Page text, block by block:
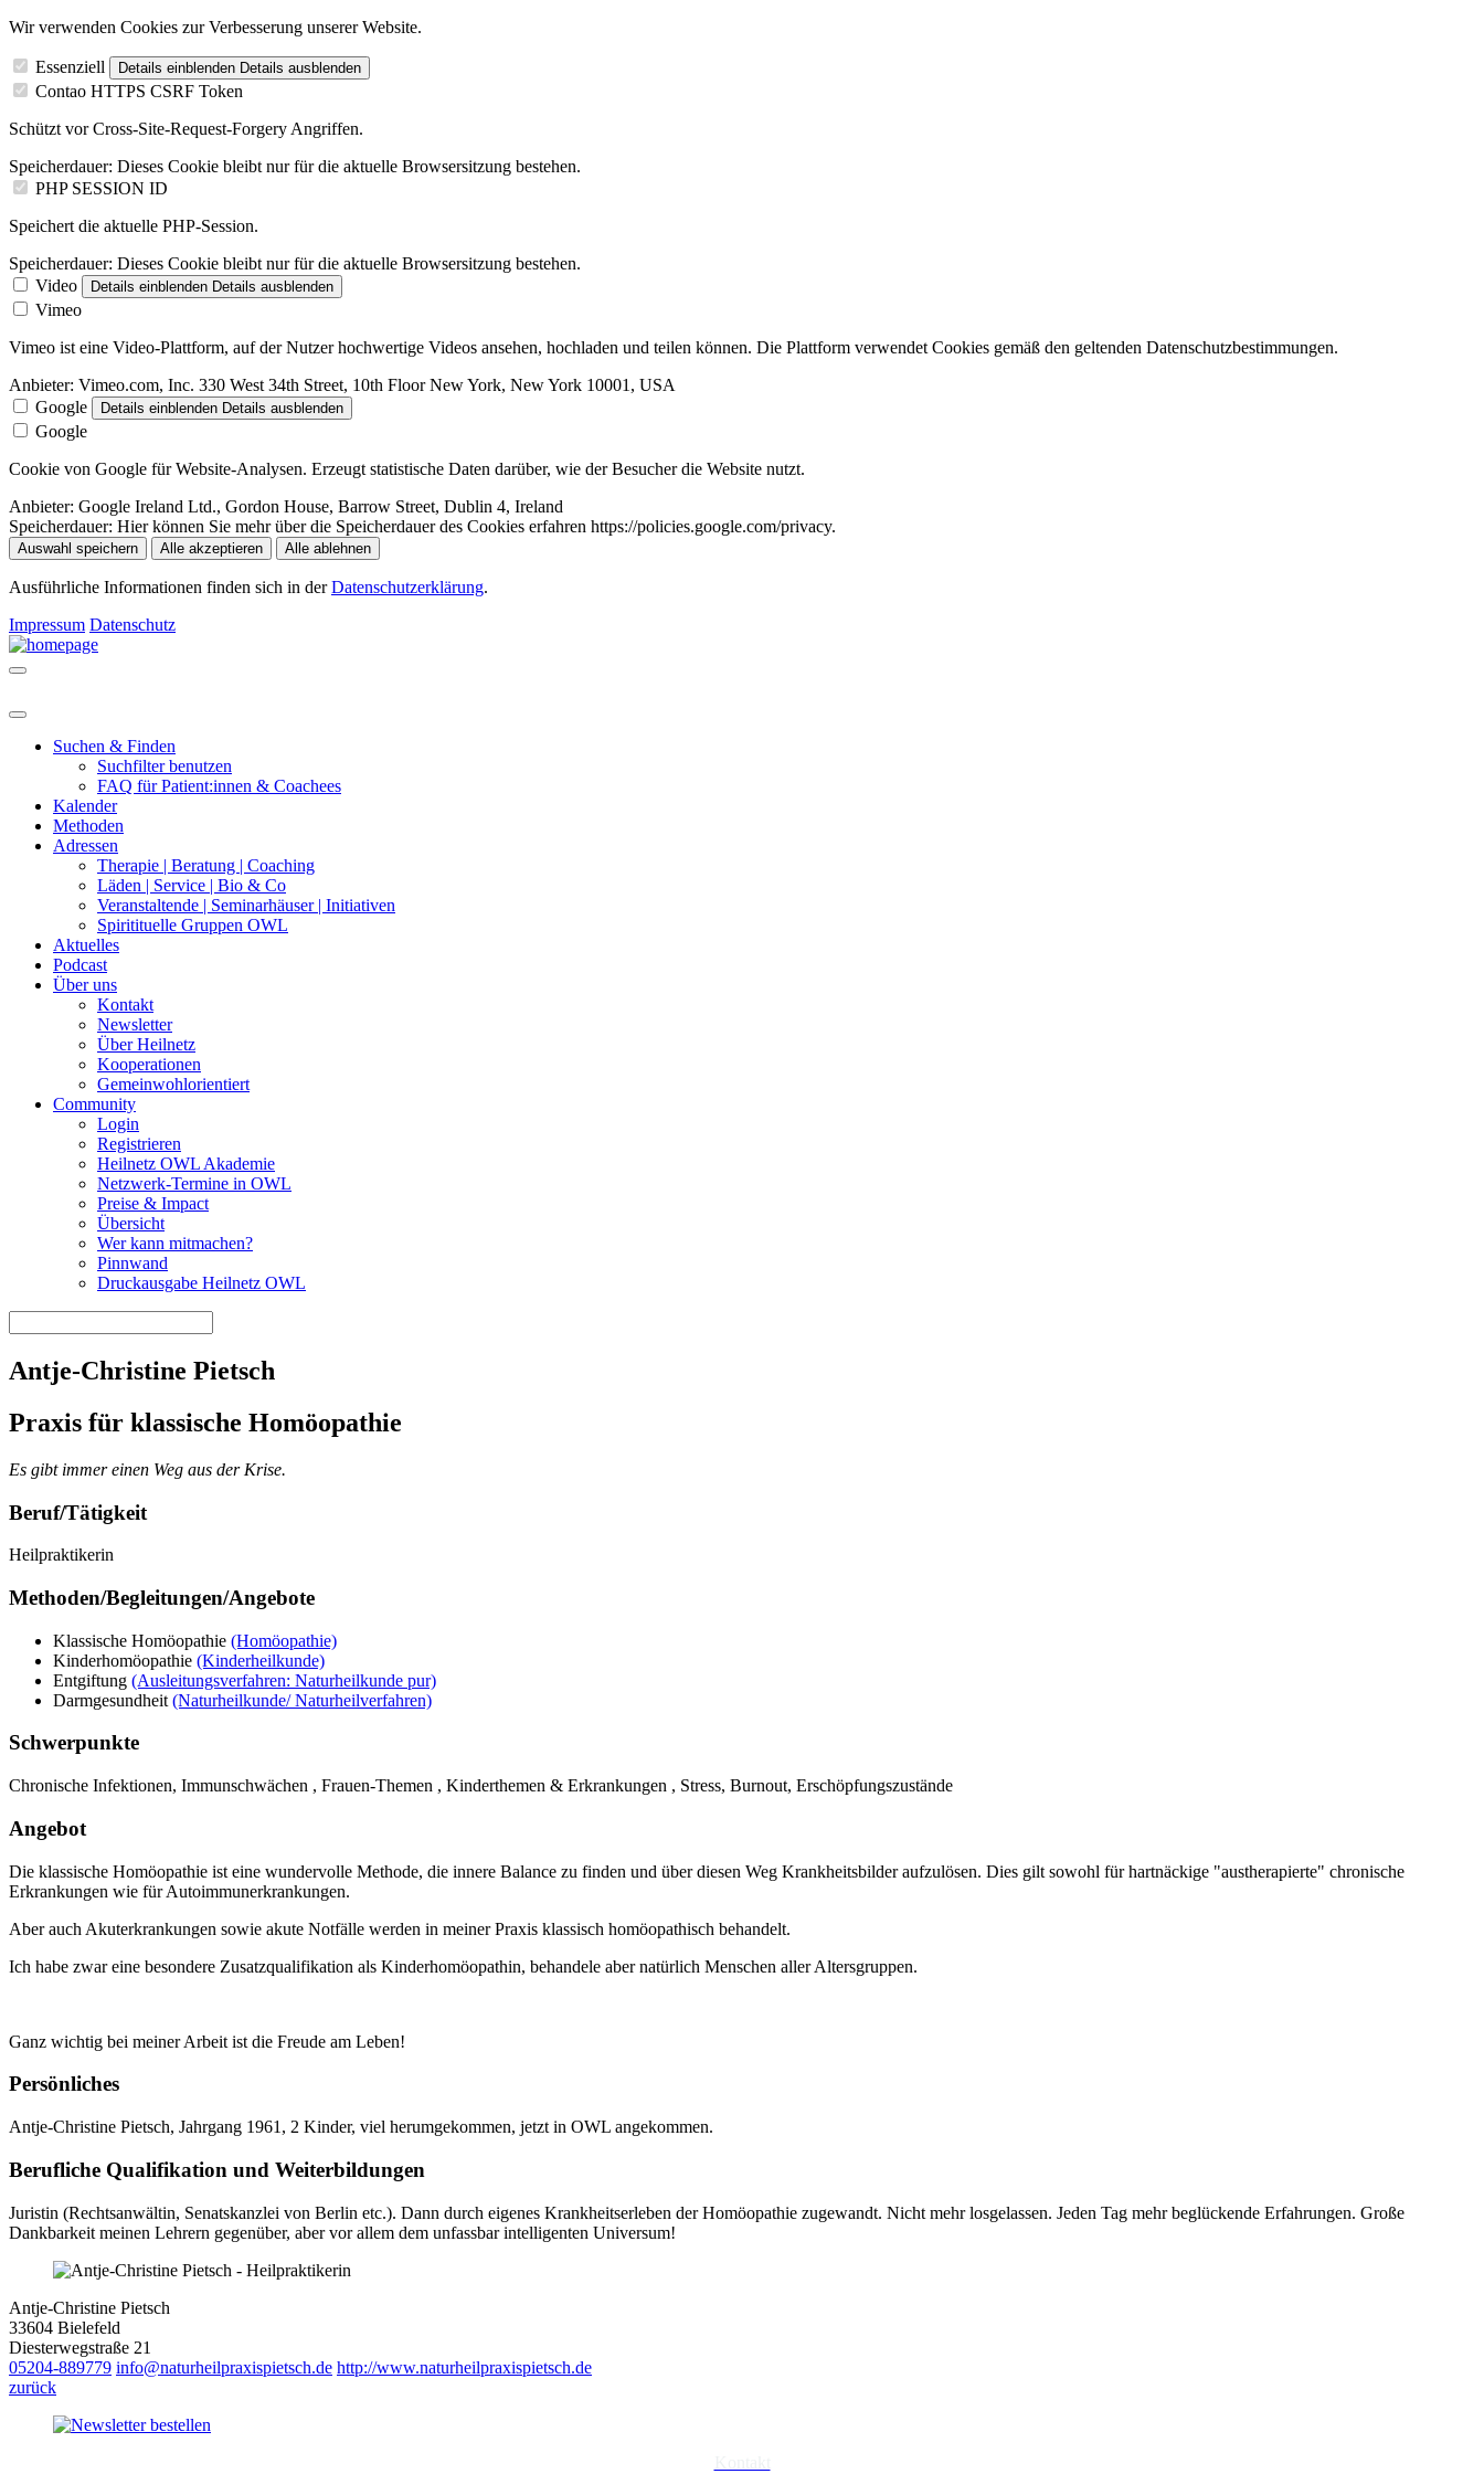
Wir verwenden Cookies zur Verbesserung unserer Website.
Essenziell Details einblenden Details ausblenden
Contao HTTPS CSRF Token
Schützt vor Cross-Site-Request-Forgery Angriffen.
Speicherdauer: Dieses Cookie bleibt nur für die aktuelle Browsersitzung bestehen.
PHP SESSION ID
Speichert die aktuelle PHP-Session.
Speicherdauer: Dieses Cookie bleibt nur für die aktuelle Browsersitzung bestehen.
Video
Details einblenden Details ausblenden
Vimeo
Vimeo ist eine Video-Plattform, auf der Nutzer hochwertige Videos ansehen, hochladen und teilen können. Die Plattform verwendet Cookies gemäß den geltenden Datenschutzbestimmungen.
Anbieter: Vimeo.com, Inc. 330 West 34th Street, 10th Floor New York, New York 10001, USA
Google
Details einblenden Details ausblenden
Google
Cookie von Google für Website-Analysen. Erzeugt statistische Daten darüber, wie der Besucher die Website nutzt.
Anbieter: Google Ireland Ltd., Gordon House, Barrow Street, Dublin 4, Ireland
Speicherdauer: Hier können Sie mehr über die Speicherdauer des Cookies erfahren https://policies.google.com/privacy.
Auswahl speichern Alle akzeptieren Alle ablehnen
Ausführliche Informationen finden sich in derDatenschutzerklärung.
Impressum Datenschutz
Suchen & Finden
Suchfilter benutzen
FAQ für Patient:innen & Coachees
Kalender
Methoden
Adressen
Therapie | Beratung | Coaching
Läden | Service | Bio & Co
Veranstaltende | Seminarhäuser | Initiativen
Spiritituelle Gruppen OWL
Aktuelles
Podcast
Über uns
Kontakt
Newsletter
Über Heilnetz
Kooperationen
Gemeinwohlorientiert
Community
Login
Registrieren
Heilnetz OWL Akademie
Netzwerk-Termine in OWL
Preise & Impact
Übersicht
Wer kann mitmachen?
Pinnwand
Druckausgabe Heilnetz OWL
Antje-Christine Pietsch
Praxis für klassische Homöopathie
Es gibt immer einen Weg aus der Krise.
Beruf/Tätigkeit
Heilpraktikerin
Methoden/Begleitungen/Angebote
Klassische Homöopathie (Homöopathie)
Kinderhomöopathie (Kinderheilkunde)
Entgiftung (Ausleitungsverfahren: Naturheilkunde pur)
Darmgesundheit (Naturheilkunde/ Naturheilverfahren)
Schwerpunkte
Chronische Infektionen, Immunschwächen , Frauen-Themen , Kinderthemen & Erkrankungen , Stress, Burnout, Erschöpfungszustände
Angebot
Die klassische Homöopathie ist eine wundervolle Methode, die innere Balance zu finden und über diesen Weg Krankheitsbilder aufzulösen. Dies gilt sowohl für hartnäckige "austherapierte" chronische
Erkrankungen wie für Autoimmunerkrankungen.
Aber auch Akuterkrankungen sowie akute Notfälle werden in meiner Praxis klassisch homöopathisch behandelt.
Ich habe zwar eine besondere Zusatzqualifikation als Kinderhomöopathin, behandele aber natürlich Menschen aller Altersgruppen.
Ganz wichtig bei meiner Arbeit ist die Freude am Leben!
Persönliches
Antje-Christine Pietsch, Jahrgang 1961, 2 Kinder, viel herumgekommen, jetzt in OWL angekommen.
Berufliche Qualifikation und Weiterbildungen
Juristin (Rechtsanwältin, Senatskanzlei von Berlin etc.). Dann durch eigenes Krankheitserleben der Homöopathie zugewandt. Nicht mehr losgelassen. Jeden Tag mehr beglückende Erfahrungen. Große
Dankbarkeit meinen Lehrern gegenüber, aber vor allem dem unfassbar intelligenten Universum!
Antje-Christine Pietsch
33604 Bielefeld
Diesterwegstraße 21
05204-889779 info@naturheilpraxispietsch.de http://www.naturheilpraxispietsch.de
zurück